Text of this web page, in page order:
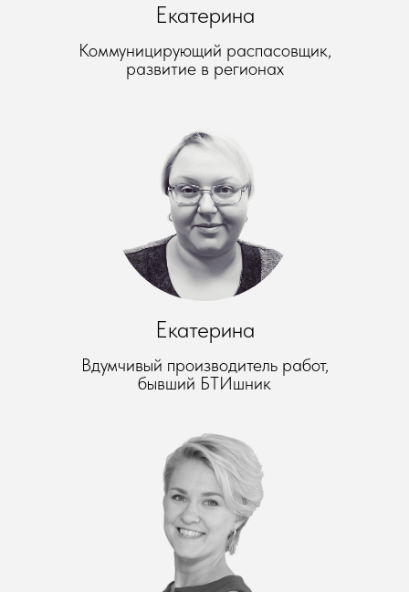
Екатерина
Коммуницирующий распасовщик,
развитие в регионах
Екатерина
Вдумчивый производитель работ,
бывший БТИшник